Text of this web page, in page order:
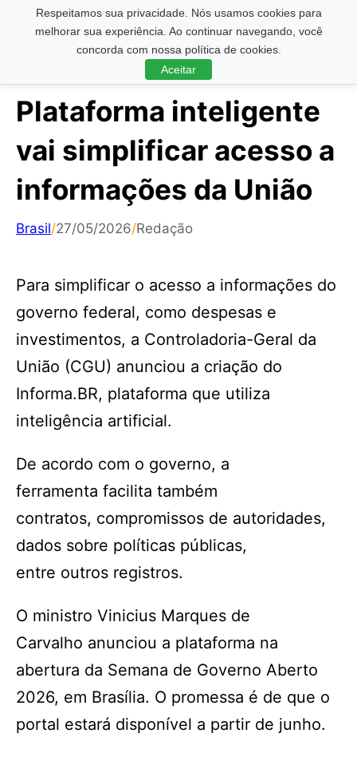
Respeitamos sua privacidade. Nós usamos cookies para
melhorar sua experiência. Ao continuar navegando, você
concorda com nossa política de cookies.
Aceitar
Pesquisar ...
Plataforma inteligente
vai simplificar acesso a
informações da União
Brasil/27/05/2026/Redação
Para simplificar o acesso a informações do
governo federal, como despesas e
investimentos, a Controladoria-Geral da
União (CGU) anunciou a criação do
Informa.BR, plataforma que utiliza
inteligência artificial.
De acordo com o governo, a
ferramenta facilita também
contratos, compromissos de autoridades,
dados sobre políticas públicas,
entre outros registros.
O ministro Vinicius Marques de
Carvalho anunciou a plataforma na
abertura da Semana de Governo Aberto
2026, em Brasília. O promessa é de que o
portal estará disponível a partir de junho.